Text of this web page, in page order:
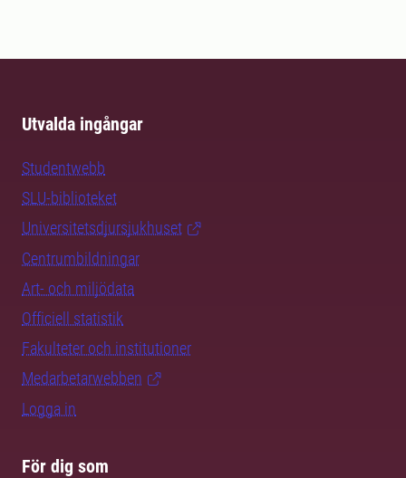
Utvalda ingångar
Studentwebb
SLU-biblioteket
Universitetsdjursjukhuset
Centrumbildningar
Art- och miljödata
Officiell statistik
Fakulteter och institutioner
Medarbetarwebben
Logga in
För dig som